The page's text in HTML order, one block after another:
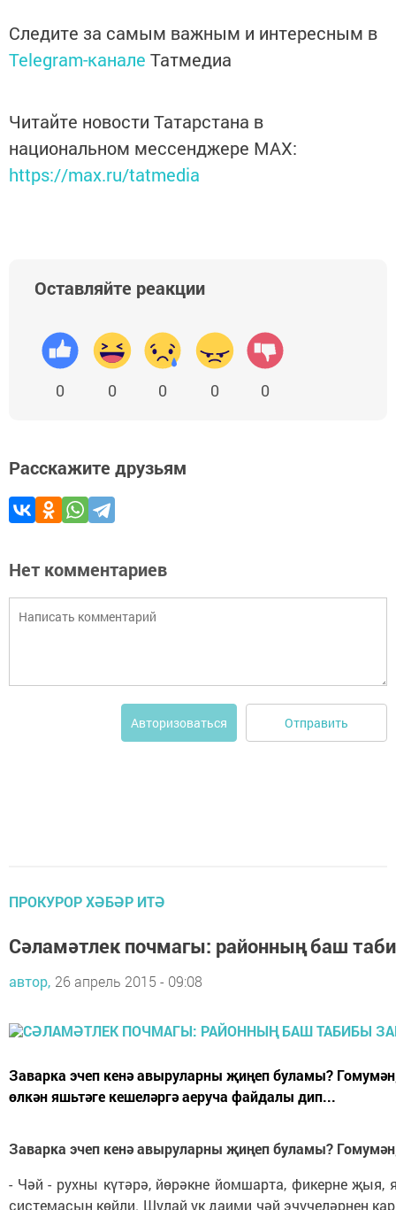
Следите за самым важным и интересным в
Telegram-канале Татмедиа
Читайте новости Татарстана в
национальном мессенджере MАХ:
https://max.ru/tatmedia
Оставляйте реакции
0 0 0 0 0
Расскажите друзьям
Нет комментариев
Авторизоваться Отправить
ПРОКУРОР ХӘБӘР ИТӘ
Сәламәтлек почмагы: районның баш
автор, 26 апрель 2015 - 09:08
Заварка эчеп кенә авыруларны җиңеп буламы?
өлкән яшьтәге кешеләргә аеруча файдалы дип...
Заварка эчеп кенә авыруларны җиңеп буламы?
- Чәй - рухны күтәрә, йөрәкне йомшарта, фикерне
системасын көйли. Шулай ук даими чәй эчүчеләрнең